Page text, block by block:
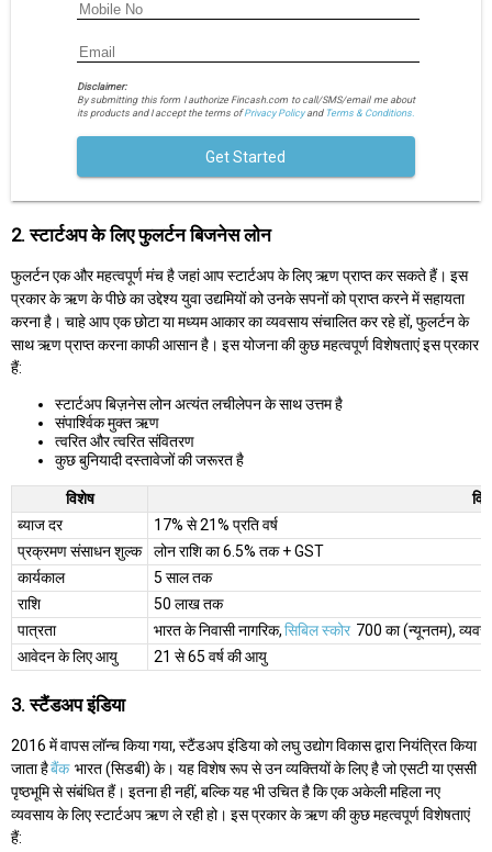
Disclaimer:
By submitting this form I authorize Fincash.com to call/SMS/email me about
its products and I accept the terms ofPrivacy Policyand Terms & Conditions.
Get Started
2. स्टार्टअप के लिए फुलर्टन बिजनेस लोन
फुलर्टन एक और महत्वपूर्ण मंच है जहां आप स्टार्टअप के लिए ऋण प्राप्त कर सकते हैं। इस
प्रकार के ऋण के पीछे का उद्देश्य युवा उद्यमियों को उनके सपनों को प्राप्त करने में सहायता
करना है। चाहे आप एक छोटा या मध्यम आकार का व्यवसाय संचालित कर रहे हों, फुलर्टन के
साथ ऋण प्राप्त करना काफी आसान है। इस योजना की कुछ महत्वपूर्ण विशेषताएं इस प्रकार
हैं:
स्टार्टअप बिज़नेस लोन अत्यंत लचीलेपन के साथ उत्तम है
संपार्श्विक मुक्त ऋण
त्वरित और त्वरित संवितरण
कुछ बुनियादी दस्तावेजों की जरूरत है
विशेष
ब्याज दर
17% से 21% प्रति वर्ष
प्रक्रमण संसाधन शुल्क
लोन राशि का 6.5% तक + GST
कार्यकाल
5 साल तक
राशि
50 लाख तक
पात्रता
भारत के निवासी नागरिक,सिबिल स्कोर 700 का (न्यूनतम),
आवेदन के लिए आयु
21 से 65 वर्ष की आयु
3. स्टैंडअप इंडिया
2016 में वापस लॉन्च किया गया, स्टैंडअप इंडिया को लघु उद्योग विकास द्वारा नियंत्रित किया
जाता हैबैंक भारत (सिडबी) के। यह विशेष रूप से उन व्यक्तियों के लिए है जो एसटी या एससी
पृष्ठभूमि से संबंधित हैं। इतना ही नहीं, बल्कि यह भी उचित है कि एक अकेली महिला नए
व्यवसाय के लिए स्टार्टअप ऋण ले रही हो। इस प्रकार के ऋण की कुछ महत्वपूर्ण विशेषताएं
हैं: